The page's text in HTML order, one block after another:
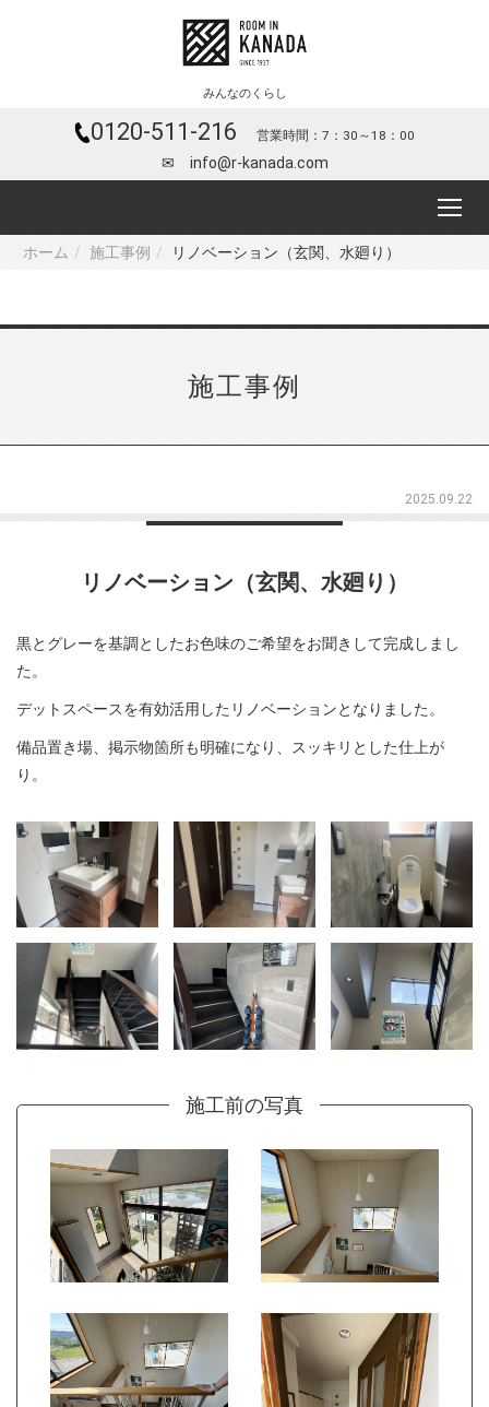
みんなのくらし
0120-511-216 営業時間：7：30～18：00
✉ info@r-kanada.com
ホーム 施工事例 リノベーション（玄関、水廻り）
施工事例
2025.09.22
リノベーション（玄関、水廻り）
黒とグレーを基調としたお色味のご希望をお聞きして完成しまし
た。
デットスペースを有効活用したリノベーションとなりました。
備品置き場、掲示物箇所も明確になり、スッキリとした仕上が
り。
施工前の写真